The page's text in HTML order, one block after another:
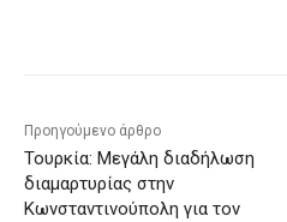
Προηγούμενο άρθρο
Τουρκία: Μεγάλη διαδήλωση
διαμαρτυρίας στην
Κωνσταντινούπολη για τον